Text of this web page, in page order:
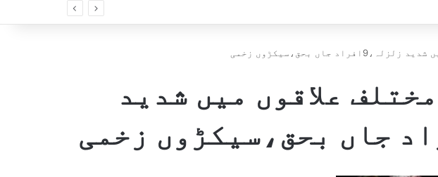
پہلے کی ہیں، میڈیکل رپورٹ میں انکشاف
جاں بحق،سیکڑوں زخمی
علاقوں میں شدید